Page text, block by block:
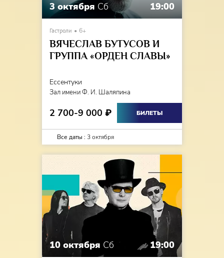
3 октября Сб 19:00
Гастроли 6+
ВЯЧЕСЛАВ БУТУСОВ И
ГРУППА «ОРДЕН СЛАВЫ»
Ессентуки
Зал имени Ф. И. Шаляпина
2 700-9 000 ₽ БИЛЕТЫ
Все даты : 3 октября
10 октября Сб 19:00